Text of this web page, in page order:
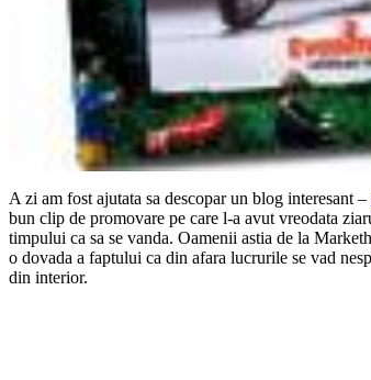
A zi am fost ajutata sa descopar un blog interesant –
bun clip de promovare pe care l-a avut vreodata
timpului ca sa se vanda. Oamenii astia de la
o dovada a faptului ca din afara lucrurile se vad
din interior.